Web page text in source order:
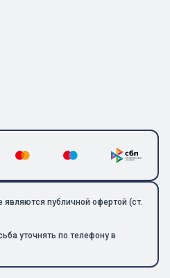
являются публичной офертой (ст.
уточнять по телефону в